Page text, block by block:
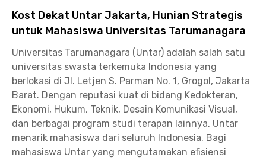
Kost Dekat Untar Jakarta, Hunian Strategis
untuk Mahasiswa Universitas Tarumanagara
Universitas Tarumanagara (Untar) adalah salah satu
universitas swasta terkemuka Indonesia yang
berlokasi di Jl. Letjen S. Parman No. 1, Grogol, Jakarta
Barat. Dengan reputasi kuat di bidang Kedokteran,
Ekonomi, Hukum, Teknik, Desain Komunikasi Visual,
dan berbagai program studi terapan lainnya, Untar
menarik mahasiswa dari seluruh Indonesia. Bagi
mahasiswa Untar yang mengutamakan efisiensi